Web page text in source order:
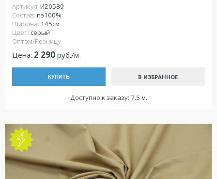
Артикул: И20589
Состав: пэ100%
Ширина: 145см
Цвет: серый
Оптом/Розницу
Цена: 2 290 руб./м
КУПИТЬ В ИЗБРАННОЕ
Доступно к заказу: 7.5 м.